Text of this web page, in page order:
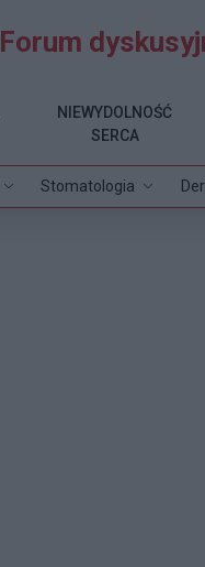
Forum
Stomatologia
NIEWYDOLNOŚĆ
SERCA